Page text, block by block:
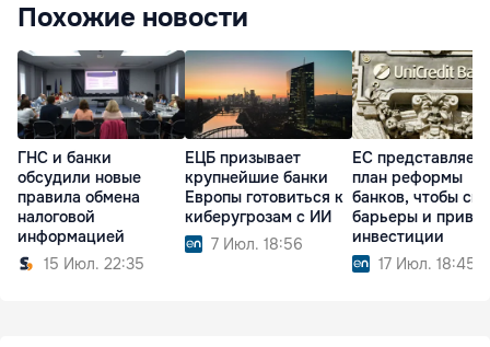
Похожие новости
ГНС и банки
обсудили новые
правила обмена
налоговой
информацией
15 Июл. 22:35
ЕЦБ призывает
крупнейшие банки
Европы готовиться к
киберугрозам с ИИ
7 Июл. 18:56
ЕС представляет
план реформы
банков, чтобы
барьеры и
инвестиции
17 Июл. 18:45